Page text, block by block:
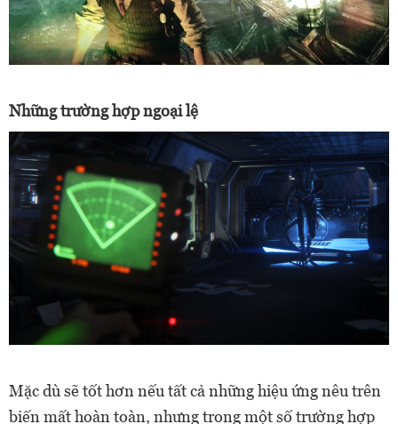
Những trường hợp ngoại lệ
Mặc dù sẽ tốt hơn nếu tất cả những hiệu ứng nêu trên
biến mất hoàn toàn, nhưng trong một số trường hợp